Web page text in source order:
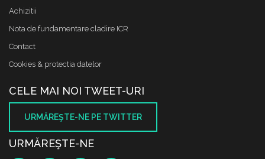
Achizitii
Nota de fundamentare cladire ICR
Contact
Cookies & protectia datelor
CELE MAI NOI TWEET-URI
URMĂREŞTE-NE PE TWITTER
URMĂREŞTE-NE